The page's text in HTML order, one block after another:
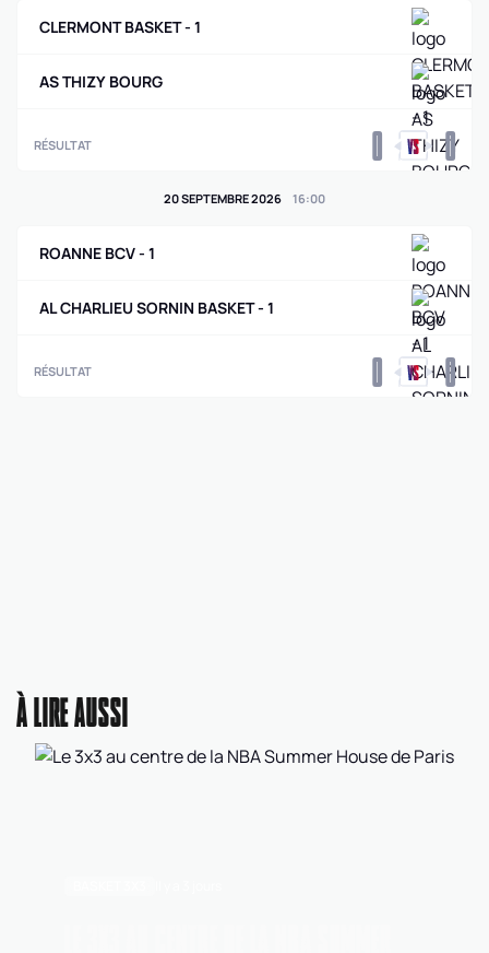
CLERMONT BASKET - 1
AS THIZY BOURG
RÉSULTAT 0 0
20 SEPTEMBRE 2026 16:00
ROANNE BCV - 1
AL CHARLIEU SORNIN BASKET - 1
RÉSULTAT 0 0
À LIRE AUSSI